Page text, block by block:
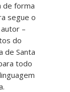
de forma
segue o
–
do
de Santa
todo